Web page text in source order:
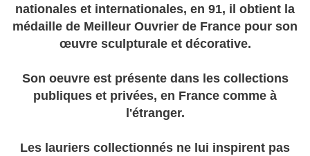
nationales et internationales, en 91, il obtient la
médaille de Meilleur Ouvrier de France pour son
œuvresculpturale et décorative.
Son oeuvre est présente dans les collections
publiques et privées, en France comme à
l'étranger.
Les lauriers collectionnés ne lui inspirent pas